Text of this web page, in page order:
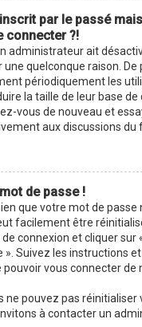
par le passé
connecter ?!
administrateur ait
quelconque raison. De
périodiquement les
la taille de leur base de
vous de nouveau et
aux discussions du
de passe !
que votre mot de passe
facilement être
connexion et cliquer sur
». Suivez les instructions
vous connecter de
ne pouvez pas réinitialiser
à contacter un